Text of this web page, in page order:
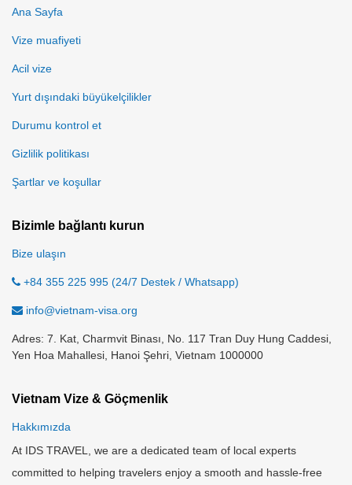
Ana Sayfa
Vize muafiyeti
Acil vize
Yurt dışındaki büyükelçilikler
Durumu kontrol et
Gizlilik politikası
Şartlar ve koşullar
Bizimle bağlantı kurun
Bize ulaşın
+84 355 225 995 (24/7 Destek / Whatsapp)
info@vietnam-visa.org
Adres: 7. Kat, Charmvit Binası, No. 117 Tran Duy Hung Caddesi,
Yen Hoa Mahallesi, Hanoi Şehri, Vietnam 1000000
Vietnam Vize & Göçmenlik
Hakkımızda
At IDS TRAVEL, we are a dedicated team of local experts
committed to helping travelers enjoy a smooth and hassle-free